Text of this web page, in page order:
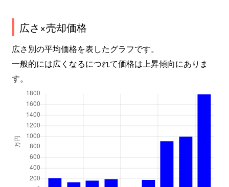
広さ×売却価格
広さ別の平均価格を表したグラフです。
一般的には広くなるにつれて価格は上昇傾向にありま
す。